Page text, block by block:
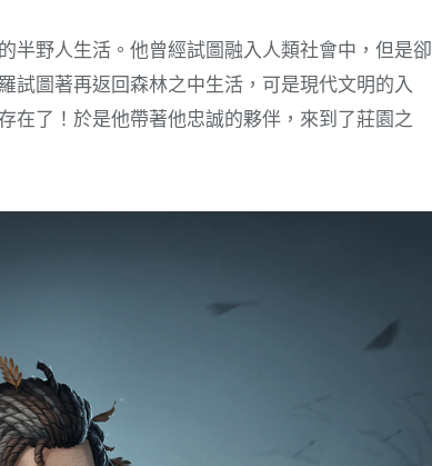
半野人生活。他曾經試圖融入人類社會中，但是卻
試圖著再返回森林之中生活，可是現代文明的入
在了！於是他帶著他忠誠的夥伴，來到了莊園之